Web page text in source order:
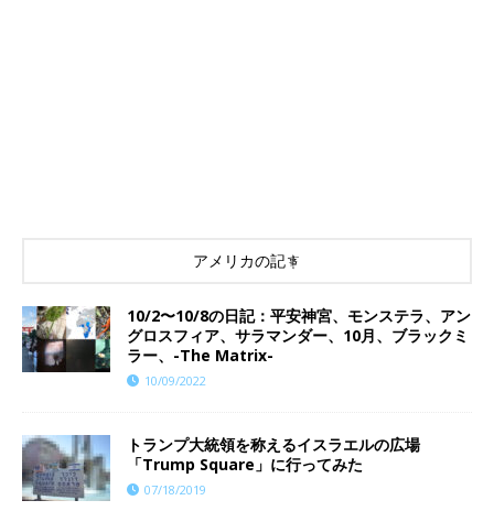
アメリカの記事
10/2〜10/8の日記：平安神宮、モンステラ、アン
グロスフィア、サラマンダー、10月、ブラックミ
ラー、-The Matrix-
10/09/2022
トランプ大統領を称えるイスラエルの広場
「Trump Square」に行ってみた
07/18/2019